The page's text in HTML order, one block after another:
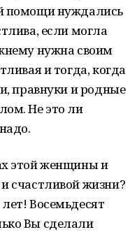
помощи нуждались
если могла
нужна своим
и тогда, когда
правнуки и родные
Не это ли
этой женщины и
счастливой жизни?
Восемьдесят
Вы сделали